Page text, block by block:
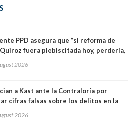
PPD asegura que “si reforma de
fuera plebiscitada hoy, perdería,
de la oposición, sería una victoria de la
2026
a Kast ante la Contraloría por
cifras falsas sobre los delitos en la
2026